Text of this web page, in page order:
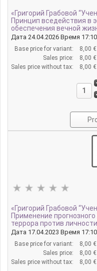
«Григорий Грабовой
Принцип вседействия в
обеспечения вечной
Дата 24.04.2026 Время
Base price for variant:
8,00 €
Sales price:
8,00 €
Sales price without tax:
8,00 €
«Григорий Грабовой
Применение
террора против личности
Дата 17.04.2023 Время
Base price for variant:
8,00 €
Sales price:
8,00 €
Sales price without tax:
8,00 €